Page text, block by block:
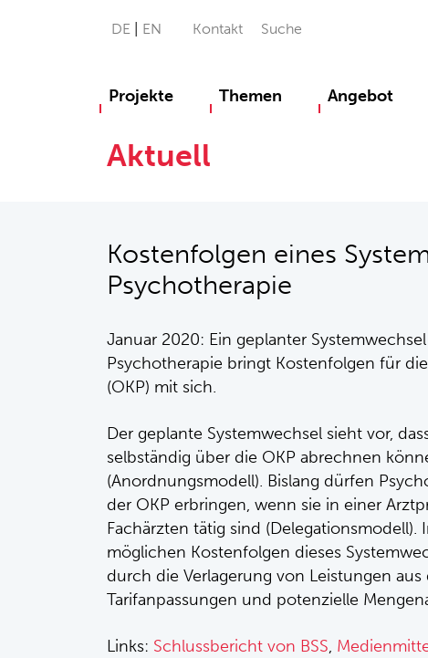
DE EN Kontakt Suche
Projekte Themen Angebot
Aktuell
Kostenfolgen eines
Psychotherapie
Januar 2020: Ein geplanter
Psychotherapie bringt Kostenfolgen für
(OKP) mit sich.
Der geplante Systemwechsel sieht vor,
selbständig über die OKP abrechnen
(Anordnungsmodell). Bislang dürfen
der OKP erbringen, wenn sie in einer
Fachärzten tätig sind (Delegationsmodell).
möglichen Kostenfolgen dieses
durch die Verlagerung von Leistungen
Tarifanpassungen und potenzielle
Links: Schlussbericht von BSS,